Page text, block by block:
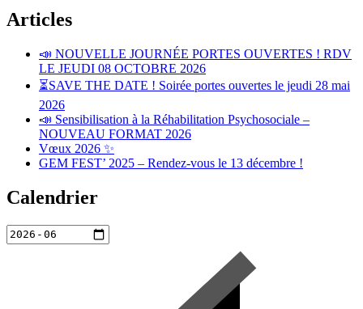
Articles
📣 NOUVELLE JOURNÉE PORTES OUVERTES ! RDV
LE JEUDI 08 OCTOBRE 2026
⏳SAVE THE DATE ! Soirée portes ouvertes le jeudi 28 mai
2026
📣 Sensibilisation à la Réhabilitation Psychosociale –
NOUVEAU FORMAT 2026
Vœux 2026 ✨
GEM FEST’ 2025 – Rendez-vous le 13 décembre !
Calendrier